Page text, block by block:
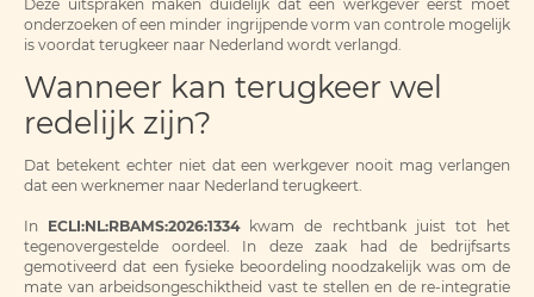
Deze uitspraken maken duidelijk dat een werkgever eerst moet
onderzoeken of een minder ingrijpende vorm van controle mogelijk
is voordat terugkeer naar Nederland wordt verlangd.
Wanneer kan terugkeer wel
redelijk zijn?
Dat betekent echter niet dat een werkgever nooit mag verlangen
dat een werknemer naar Nederland terugkeert.
In ECLI:NL:RBAMS:2026:1334kwam de rechtbank juist tot het
tegenovergestelde oordeel. In deze zaak had de bedrijfsarts
gemotiveerd dat een fysieke beoordeling noodzakelijk was om de
mate van arbeidsongeschiktheid vast te stellen en de re-integratie